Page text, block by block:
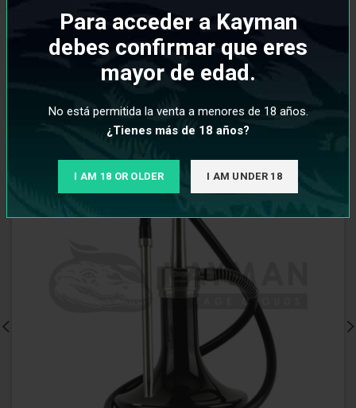
Para acceder a Kayman
debes confirmar que eres
mayor de edad.
No está permitida la venta a menores de 18 años.
¿Tienes más de 18 años?
I AM 18 OR OLDER I AM UNDER 18
PRODUCTOS RELACIONADOS